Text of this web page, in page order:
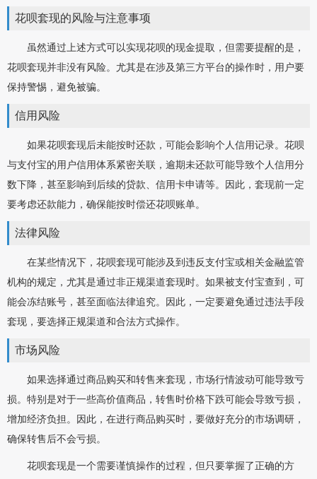
花呗套现的风险与注意事项
虽然通过上述方式可以实现花呗的现金提取，但需要提醒的是，
花呗套现并非没有风险。尤其是在涉及第三方平台的操作时，用户要
保持警惕，避免被骗。
信用风险
如果花呗套现后未能按时还款，可能会影响个人信用记录。花呗
与支付宝的用户信用体系紧密关联，逾期未还款可能导致个人信用分
数下降，甚至影响到后续的贷款、信用卡申请等。因此，套现前一定
要考虑还款能力，确保能按时偿还花呗账单。
法律风险
在某些情况下，花呗套现可能涉及到违反支付宝或相关金融监管
机构的规定，尤其是通过非正规渠道套现时。如果被支付宝查到，可
能会冻结账号，甚至面临法律追究。因此，一定要避免通过违法手段
套现，要选择正规渠道和合法方式操作。
市场风险
如果选择通过商品购买和转售来套现，市场行情波动可能导致亏
损。特别是对于一些高价值商品，转售时价格下跌可能会导致亏损，
增加经济负担。因此，在进行商品购买时，要做好充分的市场调研，
确保转售后不会亏损。
花呗套现是一个需要谨慎操作的过程，但只要掌握了正确的方